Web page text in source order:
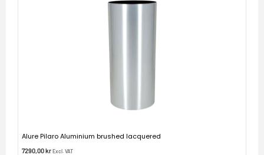
Alure Pilaro Aluminium brushed lacquered
7290,00krExcl. VAT